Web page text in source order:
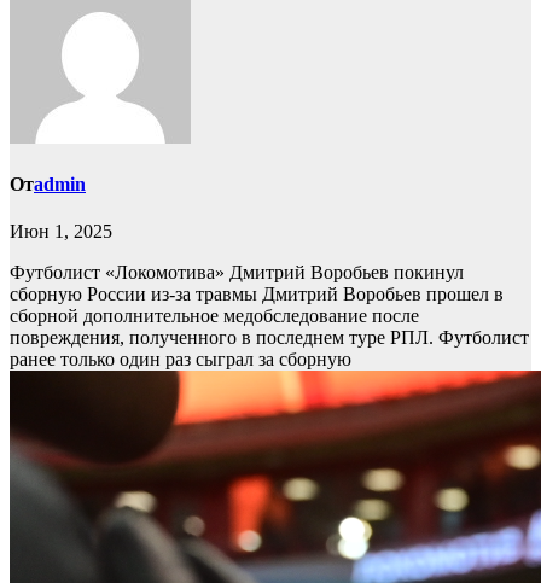
Отadmin
Июн 1, 2025
Футболист «Локомотива» Дмитрий Воробьев покинул
сборную России из-за травмы Дмитрий Воробьев прошел в
сборной дополнительное медобследование после
повреждения, полученного в последнем туре РПЛ. Футболист
ранее только один раз сыграл за сборную